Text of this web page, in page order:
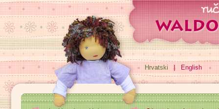
Hrvatski English